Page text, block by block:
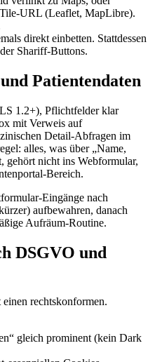
URL (Leaflet, MapLibre).
direkt einbetten. Stattdessen
Shariff-Buttons.
Patientendaten
1.2+), Pflichtfelder klar
mit Verweis auf
Detail-Abfragen im
alles, was über „Name,
gehört nicht ins Webformular,
Bereich.
Eingänge nach
aufbewahren, danach
Aufräum-Routine.
DSGVO und
rechtskonformen.
gleich prominent (kein Dark